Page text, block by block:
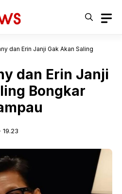
dan Erin Janji Gak Akan Saling
dan Erin Janji
Bongkar